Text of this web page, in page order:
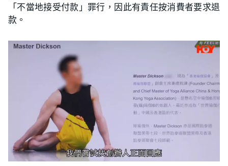
「不當地接受付款」罪行，因此有責任按消費者要求退
款。